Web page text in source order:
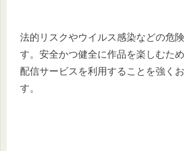
法的リスクやウイルス感染などの危
す。安全かつ健全に作品を楽しむた
配信サービスを利用することを強く
す。